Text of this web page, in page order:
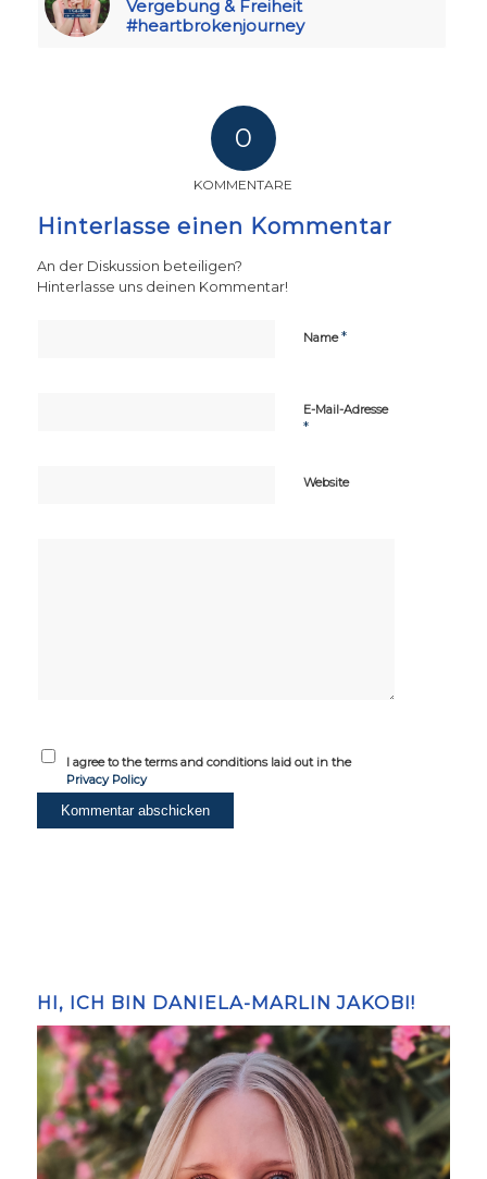
Vergebung & Freiheit
#heartbrokenjourney
0
KOMMENTARE
Hinterlasse einen Kommentar
An der Diskussion beteiligen?
Hinterlasse uns deinen Kommentar!
Name*
E-Mail-Adresse
*
Website
I agree to the terms and conditions laid out in the
Privacy Policy
HI, ICH BIN DANIELA-MARLIN JAKOBI!